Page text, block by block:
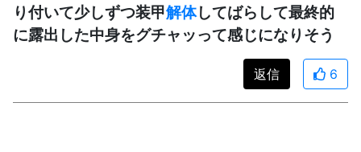
り付いて少しずつ装甲解体してばらして最終的
に露出した中身をグチャッって感じになりそう
返信 6